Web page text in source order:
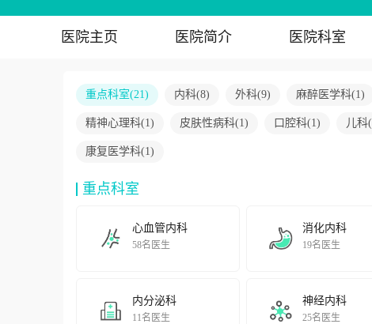
医院主页 医院简介 医院科室
重点科室(21) 内科(8) 外科(9) 麻醉医学科(1)
精神心理科(1) 皮肤性病科(1) 口腔科(1) 儿科(
康复医学科(1)
重点科室
心血管内科
58名医生
消化内科
19名医生
内分泌科
11名医生
神经内科
25名医生